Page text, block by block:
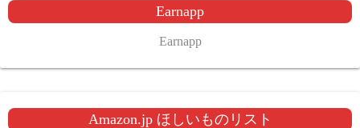
Earnapp
Earnapp
Amazon.jp ほしいものリスト